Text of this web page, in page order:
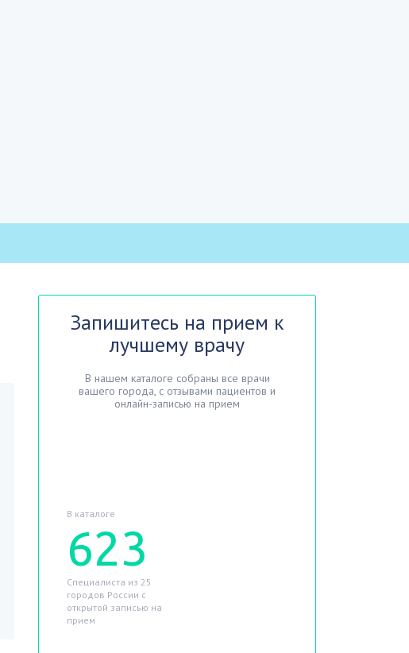
Запишитесь на прием к
лучшему врачу
В нашем каталоге собраны все врачи
вашего города, с отзывами пациентов и
онлайн-записью на прием
В каталоге
623
Специалиста из 25
городов России с
открытой записью на
прием